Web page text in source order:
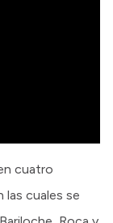
cuatro
las cuales se